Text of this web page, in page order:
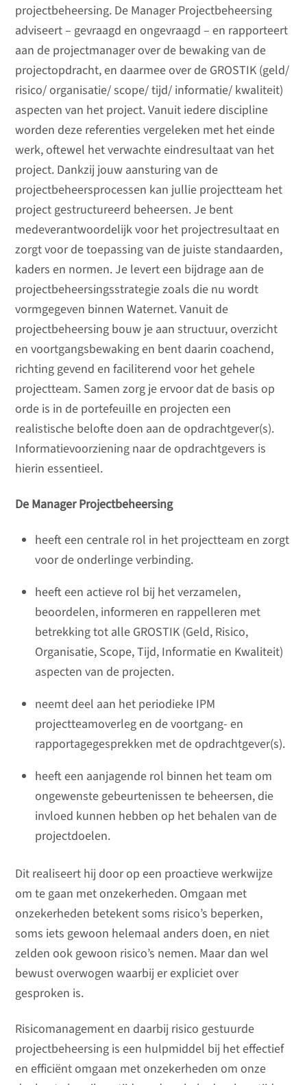
projectbeheersing. De Manager Projectbeheersing
adviseert – gevraagd en ongevraagd – en rapporteert
aan de projectmanager over de bewaking van de
projectopdracht, en daarmee over de GROSTIK (geld/
risico/ organisatie/ scope/ tijd/ informatie/ kwaliteit)
aspecten van het project. Vanuit iedere discipline
worden deze referenties vergeleken met het einde
werk, oftewel het verwachte eindresultaat van het
project. Dankzij jouw aansturing van de
projectbeheersprocessen kan jullie projectteam het
project gestructureerd beheersen. Je bent
medeverantwoordelijk voor het projectresultaat en
zorgt voor de toepassing van de juiste standaarden,
kaders en normen. Je levert een bijdrage aan de
projectbeheersingsstrategie zoals die nu wordt
vormgegeven binnen Waternet. Vanuit de
projectbeheersing bouw je aan structuur, overzicht
en voortgangsbewaking en bent daarin coachend,
richting gevend en faciliterend voor het gehele
projectteam. Samen zorg je ervoor dat de basis op
orde is in de portefeuille en projecten een
realistische belofte doen aan de opdrachtgever(s).
Informatievoorziening naar de opdrachtgevers is
hierin essentieel.
De Manager Projectbeheersing
heeft een centrale rol in het projectteam en zorgt
voor de onderlinge verbinding.
heeft een actieve rol bij het verzamelen,
beoordelen, informeren en rappelleren met
betrekking tot alle GROSTIK (Geld, Risico,
Organisatie, Scope, Tijd, Informatie en Kwaliteit)
aspecten van de projecten.
neemt deel aan het periodieke IPM
projectteamoverleg en de voortgang- en
rapportagegesprekken met de opdrachtgever(s).
heeft een aanjagende rol binnen het team om
ongewenste gebeurtenissen te beheersen, die
invloed kunnen hebben op het behalen van de
projectdoelen.
Dit realiseert hij door op een proactieve werkwijze
om te gaan met onzekerheden. Omgaan met
onzekerheden betekent soms risico’s beperken,
soms iets gewoon helemaal anders doen, en niet
zelden ook gewoon risico’s nemen. Maar dan wel
bewust overwogen waarbij er expliciet over
gesproken is.
Risicomanagement en daarbij risico gestuurde
projectbeheersing is een hulpmiddel bij het effectief
en efficiënt omgaan met onzekerheden om onze